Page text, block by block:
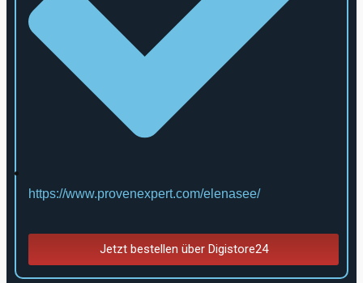
https://www.provenexpert.com/elenasee/
Jetzt bestellen über Digistore24